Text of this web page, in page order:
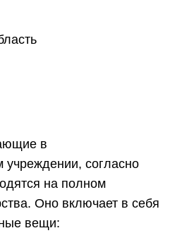
в
учреждении, согласно
на полном
Оно включает в себя
вещи: